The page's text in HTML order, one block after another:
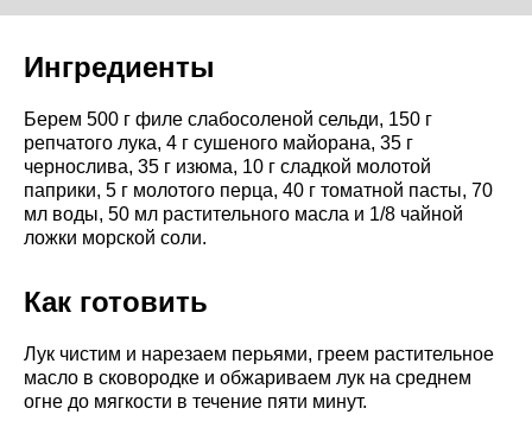
Ингредиенты
Берем 500 г филе слабосоленой сельди, 150 г
репчатого лука, 4 г сушеного майорана, 35 г
чернослива, 35 г изюма, 10 г сладкой молотой
паприки, 5 г молотого перца, 40 г томатной пасты, 70
мл воды, 50 мл растительного масла и 1/8 чайной
ложки морской соли.
Как готовить
Лук чистим и нарезаем перьями, греем растительное
масло в сковородке и обжариваем лук на среднем
огне до мягкости в течение пяти минут.